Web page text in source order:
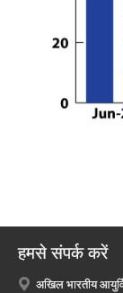
हमसे संपर्क करें
अखिल भारतीय